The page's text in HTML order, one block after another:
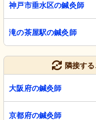
神戸市垂水区の鍼灸師
滝の茶屋駅の鍼灸師
隣接す
大阪府の鍼灸師
京都府の鍼灸師